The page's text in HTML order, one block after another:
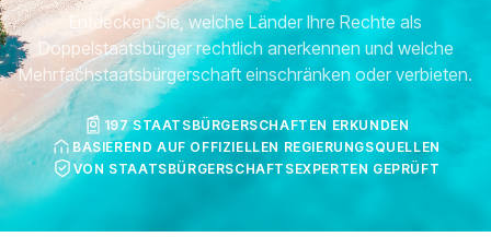
Entdecken Sie, welche Länder Ihre Rechte als
Doppelstaatsbürger rechtlich anerkennen und welche
Mehrfachstaatsbürgerschaft einschränken oder verbieten.
197 STAATSBÜRGERSCHAFTEN ERKUNDEN
BASIEREND AUF OFFIZIELLEN REGIERUNGSQUELLEN
VON STAATSBÜRGERSCHAFTSEXPERTEN GEPRÜFT